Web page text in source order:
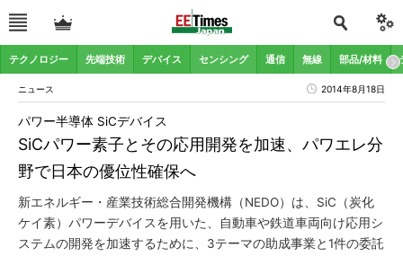
テクノロジー 先端技術 デバイス センシング 通信 無線 部品/材料
ニュース 2014年8月18日
SiCパワー素子とその応用開発を加速、パワエレ分
野で日本の優位性確保へ
パワー半導体 SiCデバイス
新エネルギー・産業技術総合開発機構（NEDO）は、SiC（炭化
ケイ素）パワーデバイスを用いた、自動車や鉄道車両向け応用シ
ステムの開発を加速するために、3テーマの助成事業と1件の委託